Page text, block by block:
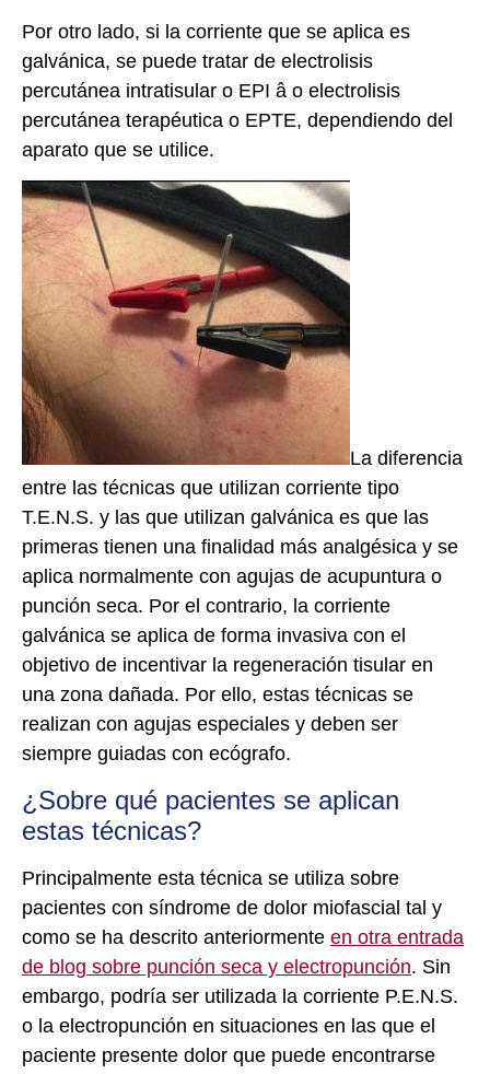
Por otro lado, si la corriente que se aplica es
galvánica, se puede tratar de electrolisis
percutánea intratisular o EPI â o electrolisis
percutánea terapéutica o EPTE, dependiendo del
aparato que se utilice.
La diferencia
entre las técnicas que utilizan corriente tipo
T.E.N.S. y las que utilizan galvánica es que las
primeras tienen una finalidad más analgésica y se
aplica normalmente con agujas de acupuntura o
punción seca. Por el contrario, la corriente
galvánica se aplica de forma invasiva con el
objetivo de incentivar la regeneración tisular en
una zona dañada. Por ello, estas técnicas se
realizan con agujas especiales y deben ser
siempre guiadas con ecógrafo.
¿Sobre qué pacientes se aplican
estas técnicas?
Principalmente esta técnica se utiliza sobre
pacientes con síndrome de dolor miofascial tal y
como se ha descrito anteriormente en otra entrada
de blog sobre punción seca y electropunción. Sin
embargo, podría ser utilizada la corriente P.E.N.S.
o la electropunción en situaciones en las que el
paciente presente dolor que puede encontrarse